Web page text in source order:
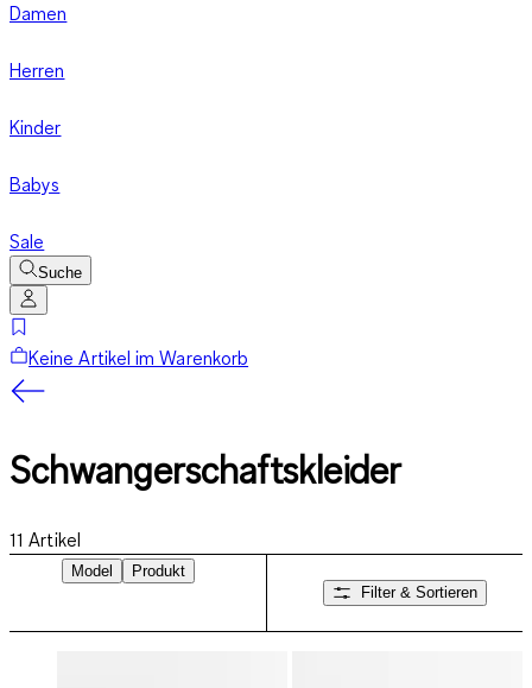
Damen
Herren
Kinder
Babys
Sale
Suche
Keine Artikel im Warenkorb
Schwangerschaftskleider
11 Artikel
Model
Produkt
Filter & Sortieren